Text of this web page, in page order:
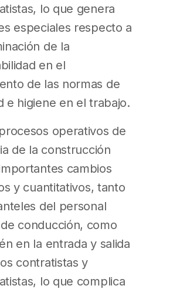
lo que genera
especiales respecto a
de la
en el
de las normas de
e higiene en el trabajo.
operativos de
de la construcción
cambios
y cuantitativos, tanto
del personal
conducción, como
en la entrada y salida
contratistas y
lo que complica